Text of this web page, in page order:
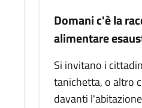
Domani c'è la
alimentare
Si invitano i
tanichetta, o altro
davanti